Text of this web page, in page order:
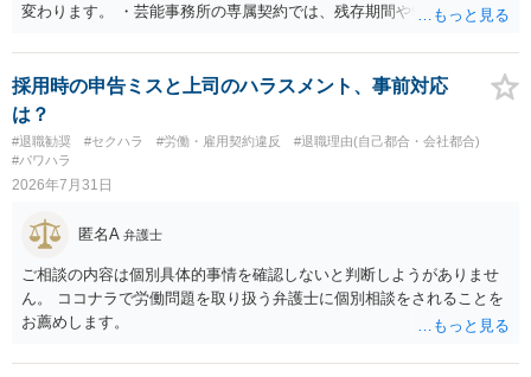
変わります。 ・芸能事務所の専属契約では、残存期間や報酬額、投下
務上よくあるからといって当然に適法という意味ではなく、実際の損
害との対応関係や合理性が重要です。 ・違約金に上限がなくても、常
に有効になるわけではありません。契約が労働契約に近い実態なら労
基法16条で無効となる余地があり、そうでなくても、金額が事務所の
損害と比べて過大なら無効や減額が争点になります。 ・契約前の修正
交渉は一般的です。 交渉の方向としては、上限額を設ける、実損害ベ
費・未回収費用のみ」に限定する、などが典型です。 ・弁護士に契約
前に契約書の内容をレビューしてもらう価値は十分にあると思われま
す。 争点は、契約類型が雇用か業務委託か、実態として労働者性があ
るか、解除事由が双方にどう定められているか、違約金の算定根拠が
合理的か、という複数論点に分かれます。契約前なら、交渉のパワー
コストを抑えやすいので、資料等を持参の上弁護士に確認されること
採用時の申告ミスと上司のハラスメント、事前対応
は？
#退職勧奨 #セクハラ #労働・雇用契約違反
#退職理由(自己都合・会社都合)
#パワハラ
2026年7月31日
匿名A 弁護士
ご相談の内容は個別具体的事情を確認しないと判断しようがありませ
ん。 ココナラで労働問題を取り扱う弁護士に個別相談をされることを
お薦めします。